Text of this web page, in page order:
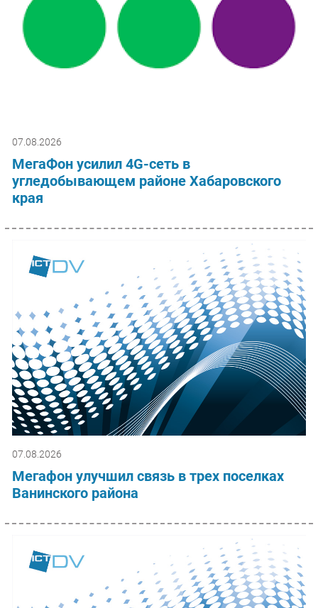
07.08.2026
МегаФон усилил 4G-сеть в
угледобывающем районе Хабаровского
края
07.08.2026
Мегафон улучшил связь в трех поселках
Ванинского района